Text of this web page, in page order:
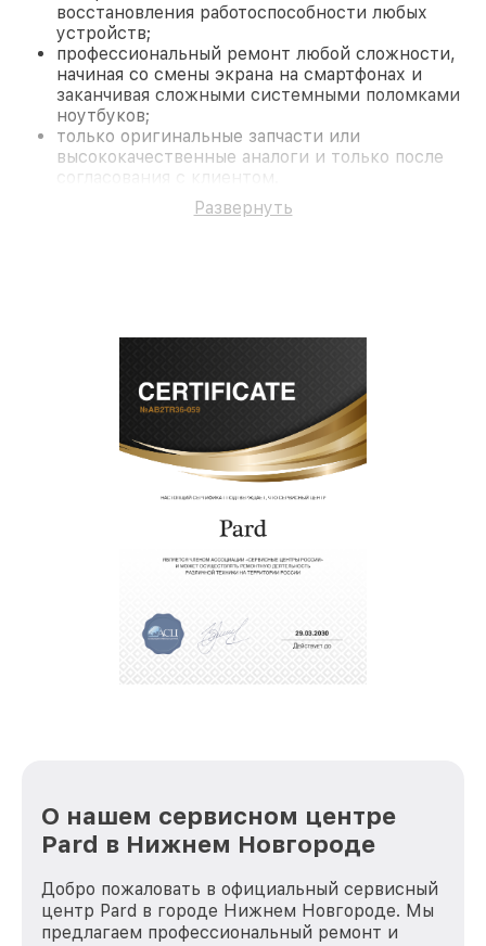
восстановления работоспособности любых
устройств;
профессиональный ремонт любой сложности,
начиная со смены экрана на смартфонах и
заканчивая сложными системными поломками
ноутбуков;
только оригинальные запчасти или
высококачественные аналоги и только после
согласования с клиентом.
На все работы и замененные комплектующие
предоставляется длительная гарантия. В случае
современное оборудование и
лицензированное ПО в ремонтно-
диагностических мастерских;
собственный склад комплектующих, что
позволяет сократить сроки
восстановительных работ;
услуги курьера для владельцев
крупногабаритной техники, которые
обеспечат доставку устройств в сервис в
полной сохранности и бесплатно.
положительные отзывы и обрели отличную
репутацию. Мы постоянно совершенствуемся и
Развернуть
О нашем сервисном центре
Pard в Нижнем Новгороде
Добро пожаловать в официальный сервисный
центр Pard в городе Нижнем Новгороде. Мы
предлагаем профессиональный ремонт и